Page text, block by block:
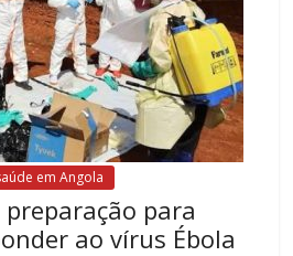
em Angola
para
ao vírus Ébola